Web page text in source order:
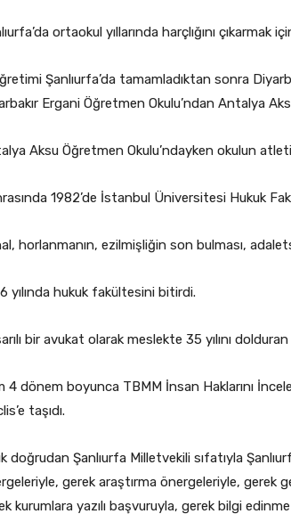
ortaokul yıllarında harçlığını çıkarmak
Şanlıurfa’da tamamladıktan sonra
Ergani Öğretmen Okulu’ndan Antalya
Aksu Öğretmen Okulu’ndayken okulun
1982’de İstanbul Üniversitesi Hukuk
horlanmanın, ezilmişliğin son bulması,
yılında hukuk fakültesini bitirdi.
bir avukat olarak meslekte 35 yılını
4 dönem boyunca TBMM İnsan Haklarını
taşıdı.
doğrudan Şanlıurfa Milletvekili sıfatıyla
gerek araştırma önergeleriyle, gerek
kurumlara yazılı başvuruyla, gerek bilgi